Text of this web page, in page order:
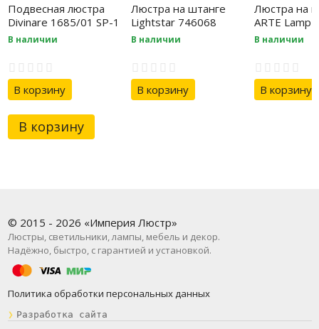
Подвесная люстра
Divinare 1685/01 SP-1
В наличии
В корзину
Люстра на штанге
Lightstar 746068
В наличии
В корзину
Люстра на
ARTE Lamp
5AB
В наличии
В корзину
В корзину
© 2015 - 2026 «Империя Люстр»
Люстры, светильники, лампы, мебель и декор.
Надёжно, быстро, с гарантией и установкой.
Политика обработки персональных данных
❯ Разработка сайта